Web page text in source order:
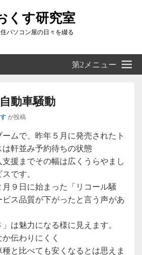
くす研究室
パソコン屋の日々を綴る
第2メニュー
動車騒動
が投稿
ムで、昨年５月に発売されたト
軒並み予約待ちの状態
援までその幅は広くうらやまし
です。
９日に始まった「リコール騒
ス品質が下がったと言う声があ
は魅力になる様に見えます。
伝わりにくく
種と比べても安くなるとは思えま